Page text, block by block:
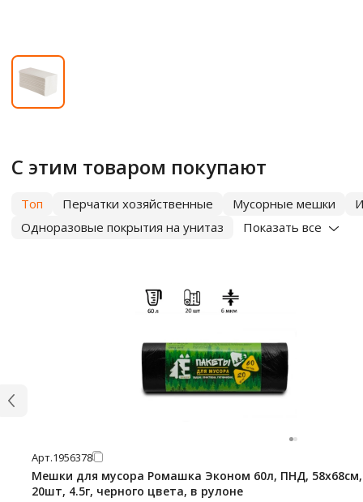
С этим товаром покупают
Топ Перчатки хозяйственные Мусорные мешки
Одноразовые покрытия на унитаз
Показать все
Арт.1956378
Мешки для мусора Ромашка Эконом 60л, ПНД,
20шт, 4.5г, черного цвета, в рулоне